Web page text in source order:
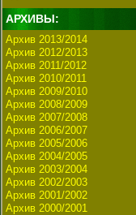
АРХИВЫ:
Архив 2013/2014
Архив 2012/2013
Архив 2011/2012
Архив 2010/2011
Архив 2009/2010
Архив 2008/2009
Архив 2007/2008
Архив 2006/2007
Архив 2005/2006
Архив 2004/2005
Архив 2003/2004
Архив 2002/2003
Архив 2001/2002
Архив 2000/2001